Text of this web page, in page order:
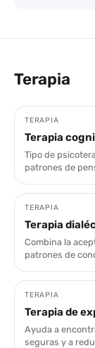
Terapia
TERAPIA
Terapia
Tipo de
patrones de
TERAPIA
Terapia
Combina la
patrones de
TERAPIA
Terapia de
Ayuda a
seguras y a